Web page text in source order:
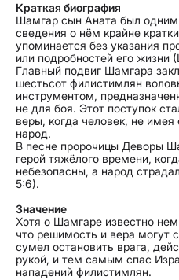
Краткая биография
Шамгар сын Аната был одним
сведения о нём крайне
упоминается без указания
или подробностей его жизни
Главный подвиг Шамгара
шестьсот филистимлян
инструментом,
не для боя. Этот поступок
веры, когда человек, не
народ.
В песне пророчицы Деворы
герой тяжёлого времени,
небезопасны, а народ
5:6).
Значение
Хотя о Шамгаре известно
что решимость и вера могут
сумел остановить врага,
рукой, и тем самым спас
нападений филистимлян.